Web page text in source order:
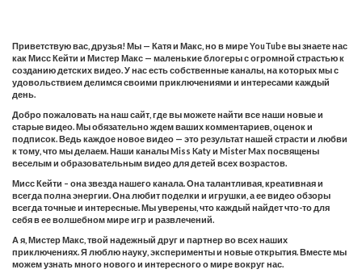
Приветствую вас, друзья! Мы — Катя и Макс, но в мире YouTube вы знаете нас
как Мисс Кейти и Мистер Макс — маленькие блогеры с огромной страстью к
созданию детских видео. У нас есть собственные каналы, на которых мы с
удовольствием делимся своими приключениями и интересами каждый
день.
Добро пожаловать на наш сайт, где вы можете найти все наши новые и
старые видео. Мы обязательно ждем ваших комментариев, оценок и
подписок. Ведь каждое новое видео — это результат нашей страсти и любви
к тому, что мы делаем. Наши каналы Miss Katy и Mister Max посвящены
веселым и образовательным видео для детей всех возрастов.
Мисс Кейти – она звезда нашего канала. Она талантливая, креативная и
всегда полна энергии. Она любит поделки и игрушки, а ее видео обзоры
всегда точные и интересные. Мы уверены, что каждый найдет что-то для
себя в ее волшебном мире игр и развлечений.
А я, Мистер Макс, твой надежный друг и партнер во всех наших
приключениях. Я люблю науку, эксперименты и новые открытия. Вместе мы
можем узнать много нового и интересного о мире вокруг нас.